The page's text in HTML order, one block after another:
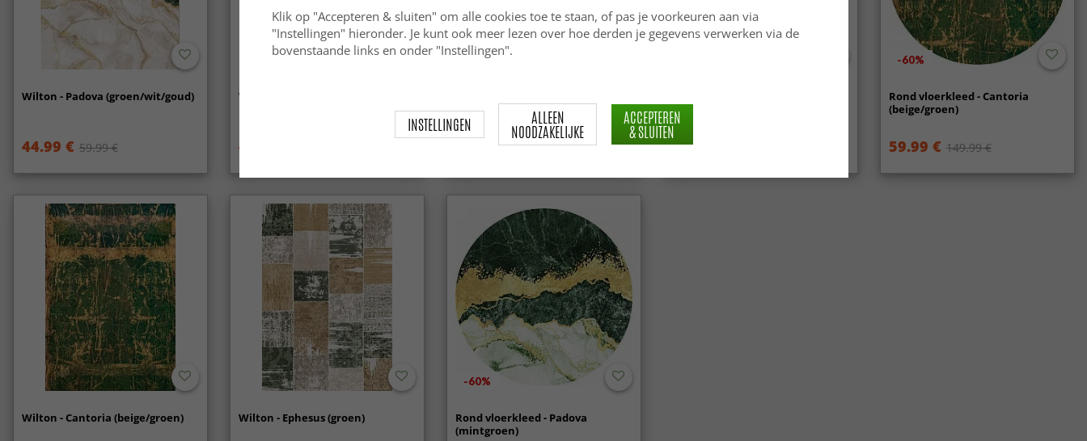
Wilton - Padova (groen/wit/goud)
44.99 € 59.99 €
Wilton - Amasra (groen)
44.99 €
(groen/wit/goud)
59.99 € 84.99 € 59.99 €
-60%
Rond vloerkleed - Cantoria
(beige/groen)
59.99 € 149.99 €
Wilton - Cantoria (beige/groen) Wilton - Ephesus (groen)
-60%
Rond vloerkleed - Padova
(mintgroen)
Klik op "Accepteren & sluiten" om alle cookies toe te staan, of pas je voorkeuren aan via
"Instellingen" hieronder. Je kunt ook meer lezen over hoe derden je gegevens verwerken via de
bovenstaande links en onder "Instellingen".
INSTELLINGEN ALLEEN
NOODZAKELIJKE
ACCEPTEREN
& SLUITEN